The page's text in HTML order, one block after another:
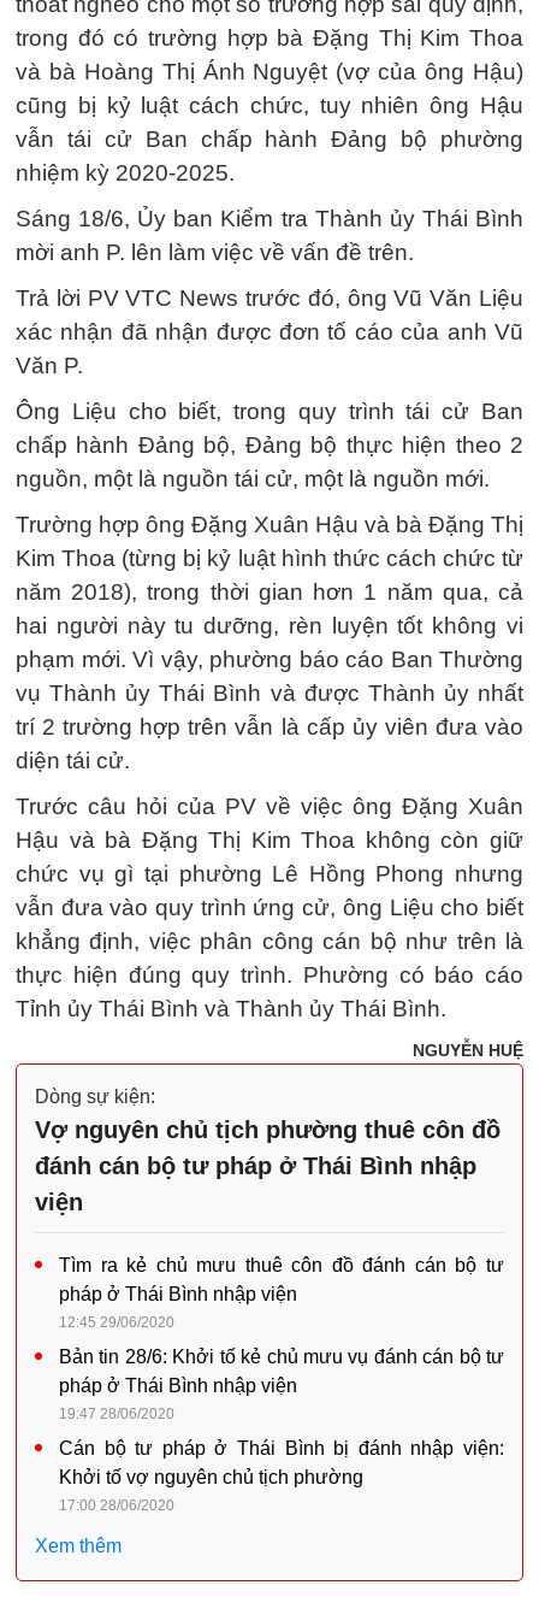
trong đó có trường hợp bà Đặng Thị Kim Thoa
và bà Hoàng Thị Ánh Nguyệt (vợ của ông Hậu)
cũng bị kỷ luật cách chức, tuy nhiên ông Hậu
vẫn tái cử Ban chấp hành Đảng bộ phường
nhiệm kỳ 2020-2025.
Sáng 18/6, Ủy ban Kiểm tra Thành ủy Thái Bình
mời anh P. lên làm việc về vấn đề trên.
Trả lời PV VTC News trước đó, ông Vũ Văn Liệu
xác nhận đã nhận được đơn tố cáo của anh Vũ
Văn P.
Ông Liệu cho biết, trong quy trình tái cử Ban
chấp hành Đảng bộ, Đảng bộ thực hiện theo 2
nguồn, một là nguồn tái cử, một là nguồn mới.
Trường hợp ông Đặng Xuân Hậu và bà Đặng Thị
Kim Thoa (từng bị kỷ luật hình thức cách chức từ
năm 2018), trong thời gian hơn 1 năm qua, cả
hai người này tu dưỡng, rèn luyện tốt không vi
phạm mới. Vì vậy, phường báo cáo Ban Thường
vụ Thành ủy Thái Bình và được Thành ủy nhất
trí 2 trường hợp trên vẫn là cấp ủy viên đưa vào
diện tái cử.
Trước câu hỏi của PV về việc ông Đặng Xuân
Hậu và bà Đặng Thị Kim Thoa không còn giữ
chức vụ gì tại phường Lê Hồng Phong nhưng
vẫn đưa vào quy trình ứng cử, ông Liệu cho biết
khẳng định, việc phân công cán bộ như trên là
thực hiện đúng quy trình. Phường có báo cáo
Tỉnh ủy Thái Bình và Thành ủy Thái Bình.
NGUYỄN HUỆ
Dòng sự kiện:
Vợ nguyên chủ tịch phường thuê côn đồ
đánh cán bộ tư pháp ở Thái Bình nhập
viện
Tìm ra kẻ chủ mưu thuê côn đồ đánh cán bộ tư
pháp ở Thái Bình nhập viện
12:45 29/06/2020
Bản tin 28/6: Khởi tố kẻ chủ mưu vụ đánh cán bộ tư
pháp ở Thái Bình nhập viện
19:47 28/06/2020
Cán bộ tư pháp ở Thái Bình bị đánh nhập viện:
Khởi tố vợ nguyên chủ tịch phường
17:00 28/06/2020
Xem thêm